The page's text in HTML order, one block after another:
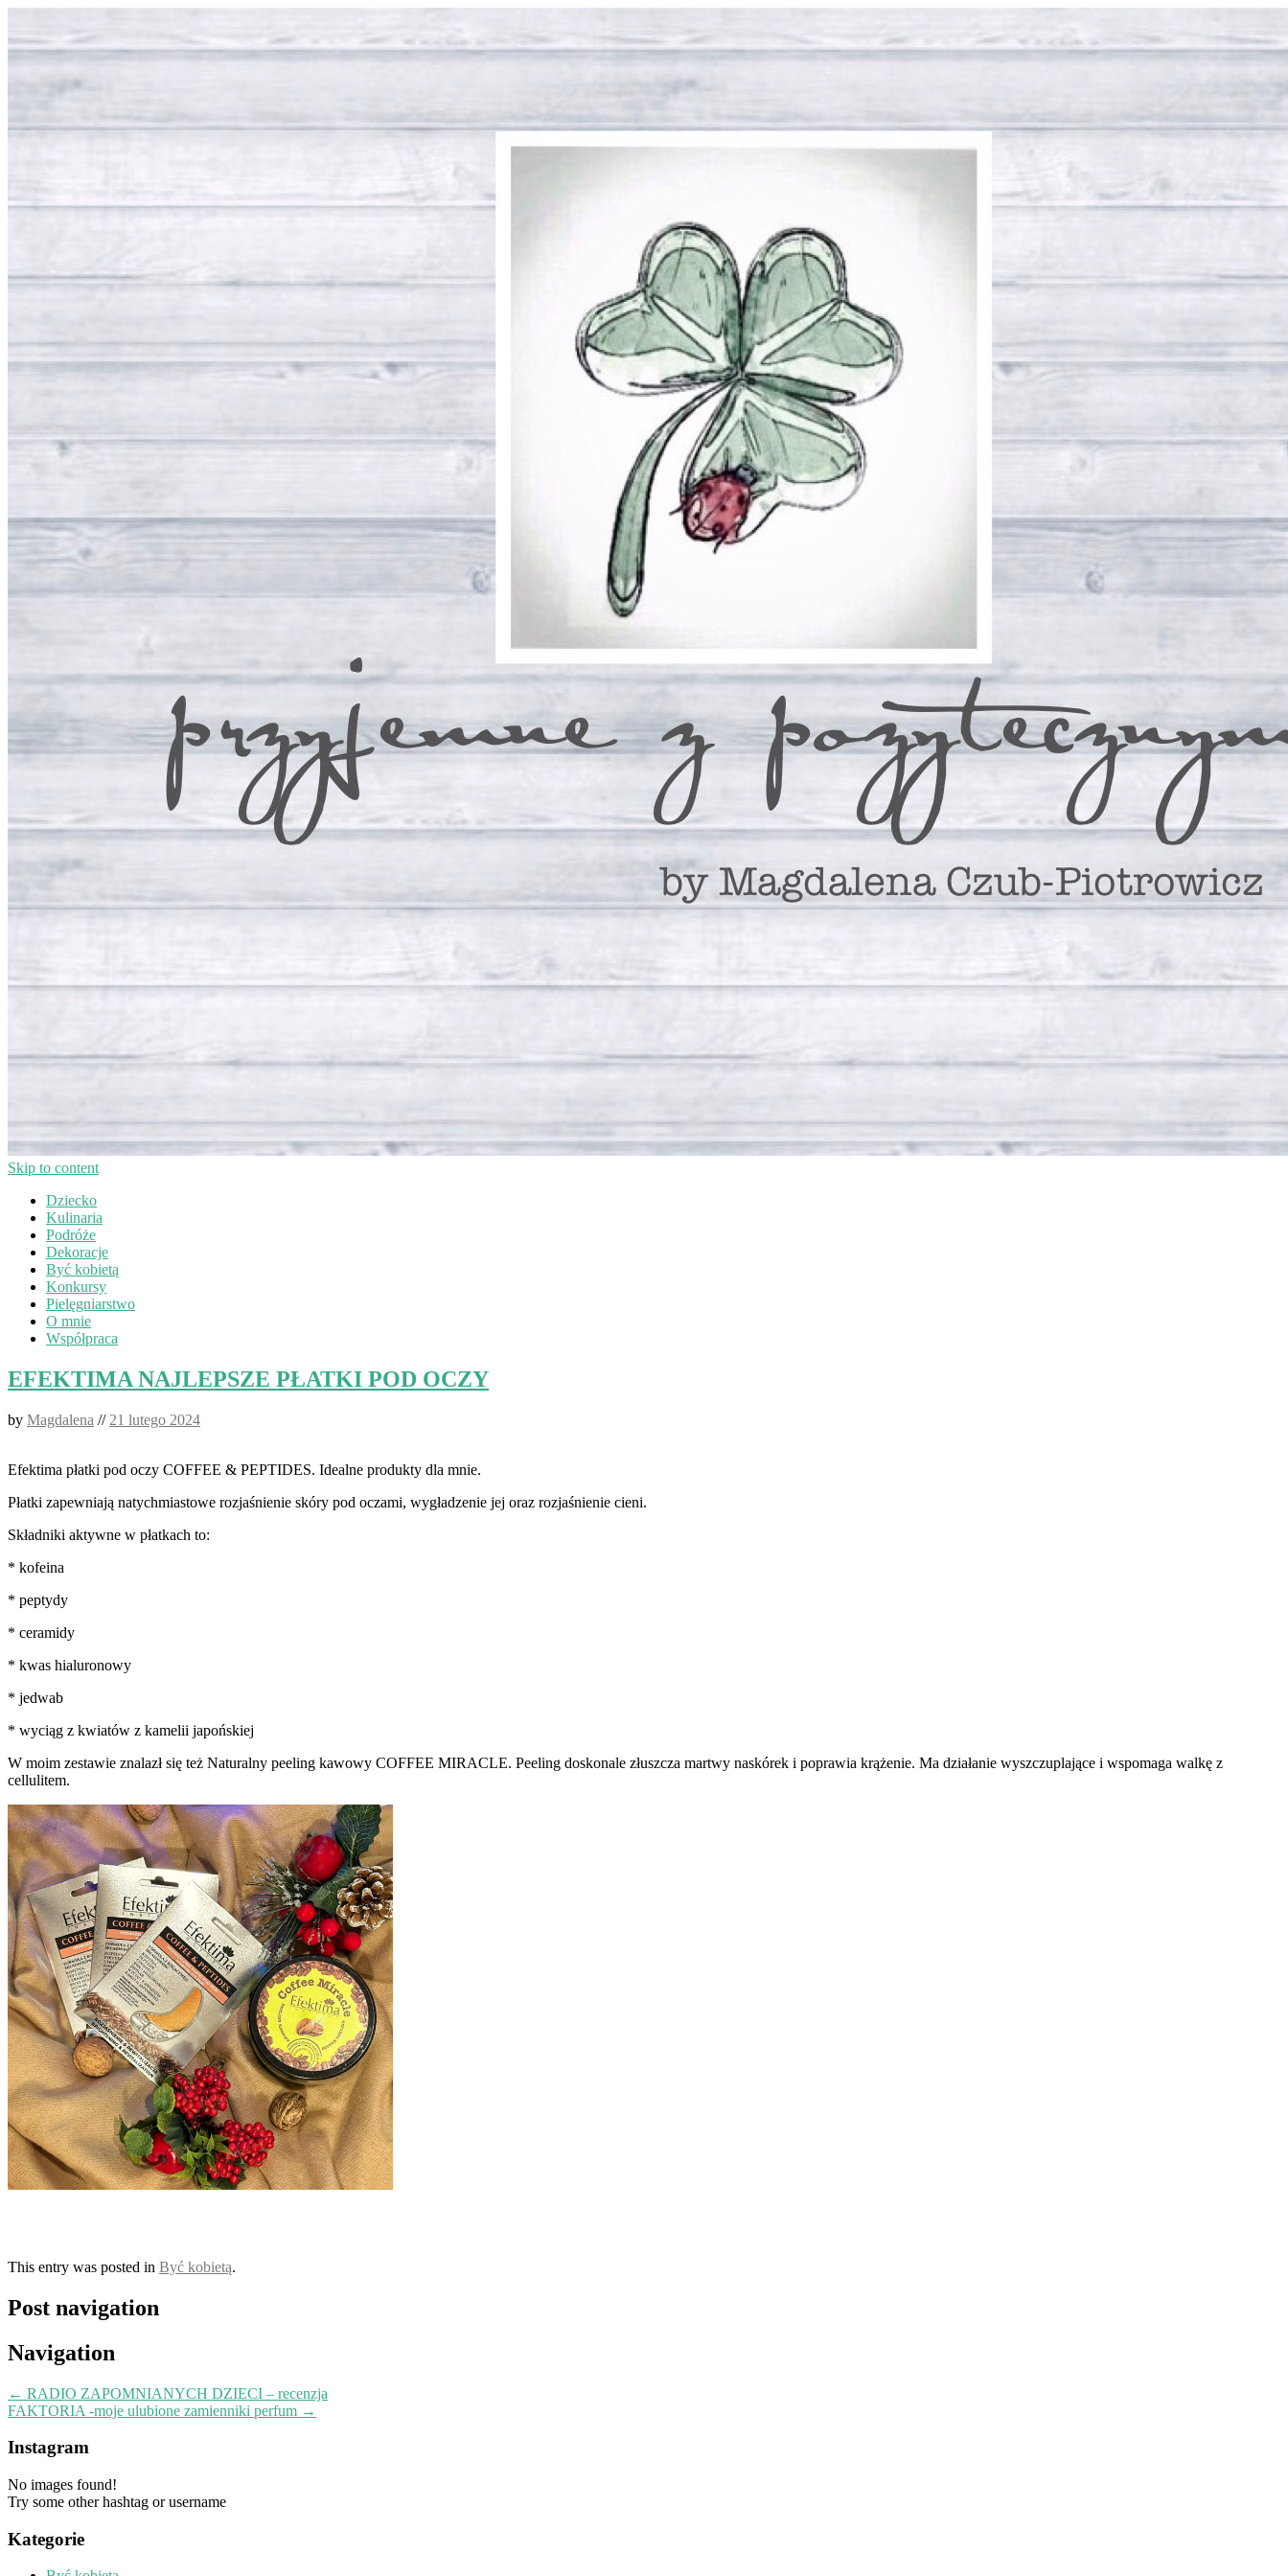
Skip to content
Dziecko
Kulinaria
Podróże
Dekoracje
Być kobietą
Konkursy
Pielęgniarstwo
O mnie
Współpraca
EFEKTIMA NAJLEPSZE PŁATKI POD OCZY
by Magdalena // 21 lutego 2024
Efektima płatki pod oczy COFFEE & PEPTIDES. Idealne produkty dla mnie.
Płatki zapewniają natychmiastowe rozjaśnienie skóry pod oczami, wygładzenie jej oraz rozjaśnienie cieni.
Składniki aktywne w płatkach to:
* kofeina
* peptydy
* ceramidy
* kwas hialuronowy
* jedwab
* wyciąg z kwiatów z kamelii japońskiej
W moim zestawie znalazł się też Naturalny peeling kawowy COFFEE MIRACLE. Peeling doskonale złuszcza martwy naskórek i poprawia krążenie. Ma działanie wyszczuplające i wspomaga walkę z
cellulitem.
This entry was posted in Być kobietą.
Post navigation
Navigation
← RADIO ZAPOMNIANYCH DZIECI – recenzja
FAKTORIA -moje ulubione zamienniki perfum →
Instagram
No images found!
Try some other hashtag or username
Kategorie